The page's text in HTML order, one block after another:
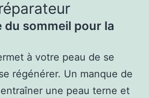
sommeil pour la
à votre peau de se
régénérer. Un manque de
une peau terne et